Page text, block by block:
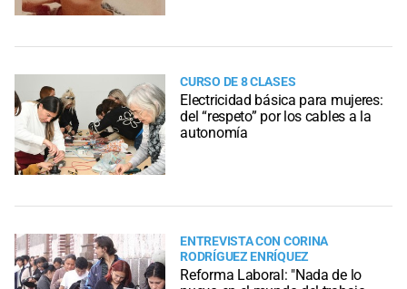
CURSO DE 8 CLASES
Electricidad básica para mujeres:
del “respeto” por los cables a la
autonomía
ENTREVISTA CON CORINA
RODRÍGUEZ ENRÍQUEZ
Reforma Laboral: "Nada de lo